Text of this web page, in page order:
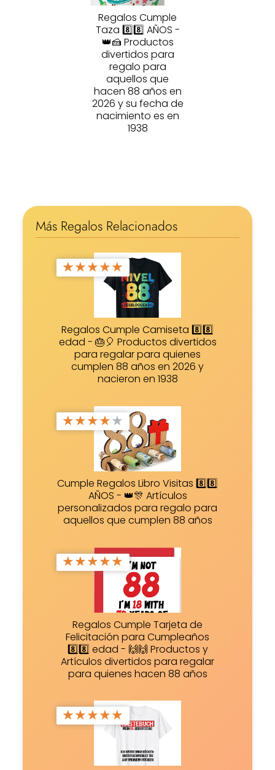
Regalos Cumple
Taza 8️⃣8️⃣ AÑOS -
👑🍰 Productos
divertidos para
regalo para
aquellos que
hacen 88 años en
2026 y su fecha de
nacimiento es en
1938
Más Regalos Relacionados
★★★★★
Regalos Cumple Camiseta 8️⃣8️⃣
edad - 🎂🎈 Productos divertidos
para regalar para quienes
cumplen 88 años en 2026 y
nacieron en 1938
★★★★★
Cumple Regalos Libro Visitas 8️⃣8️⃣
AÑOS - 👑🎊 Artículos
personalizados para regalo para
aquellos que cumplen 88 años
★★★★★
Regalos Cumple Tarjeta de
Felicitación para Cumpleaños
8️⃣8️⃣ edad - 🙌🙌 Productos y
Artículos divertidos para regalar
para quienes hacen 88 años
★★★★★